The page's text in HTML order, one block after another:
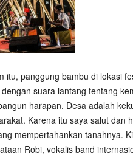
itu, panggung bambu di lokasi
suara lantang tentang
harapan. Desa adalah
Karena itu saya salut dan
mempertahankan tanahnya.
Robi, vokalis band